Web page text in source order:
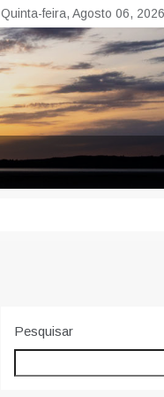
Quinta-feira, Agosto 06, 2026
Pesquisar